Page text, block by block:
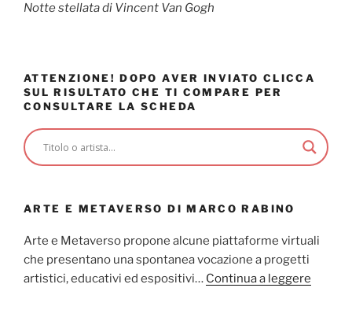
Notte stellata di Vincent Van Gogh
ATTENZIONE! DOPO AVER INVIATO CLICCA
SUL RISULTATO CHE TI COMPARE PER
CONSULTARE LA SCHEDA
ARTE E METAVERSO DI MARCO RABINO
Arte e Metaverso propone alcune piattaforme virtuali
che presentano una spontanea vocazione a progetti
artistici, educativi ed espositivi… Continua a leggere